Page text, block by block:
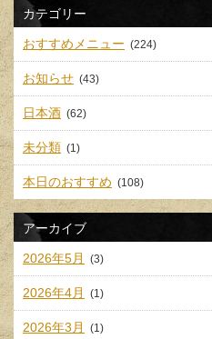
カテゴリー
おすすめメニュー (224)
お知らせ (43)
日本酒 (62)
未分類 (1)
本日のおすすめ (108)
アーカイブ
2026年5月 (3)
2026年4月 (1)
2026年3月 (1)